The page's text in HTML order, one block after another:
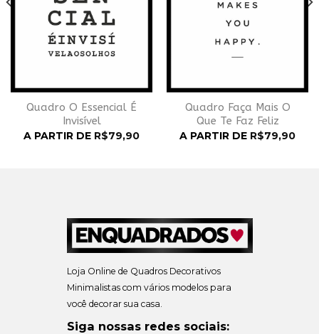
Quadro O Essencial É
Invisível
A PARTIR DE R$79,90
Quadro Faça Mais O
Que Te Faz Feliz
A PARTIR DE R$79,90
Loja Online de Quadros Decorativos
Minimalistas com vários modelos para
você decorar sua casa.
Siga nossas redes sociais: